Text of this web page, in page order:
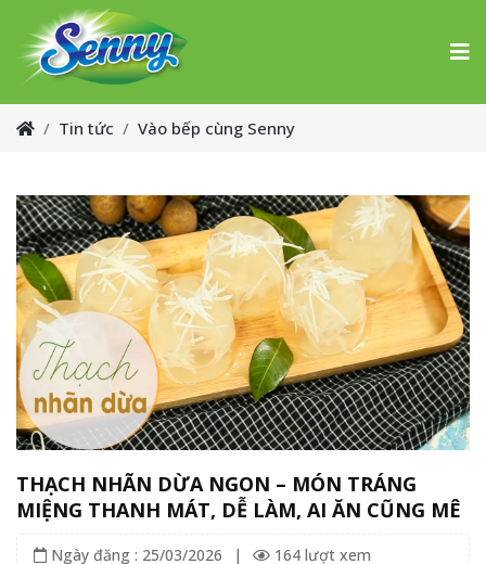
Tin tức Vào bếp cùng Senny
THẠCH NHÃN DỪA NGON – MÓN TRÁNG
MIỆNG THANH MÁT, DỄ LÀM, AI ĂN CŨNG MÊ
Ngày đăng : 25/03/2026 | 164 lượt xem